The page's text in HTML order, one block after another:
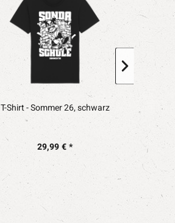
T-Shirt - Sommer 26, schwarz
29,99 € *
T-